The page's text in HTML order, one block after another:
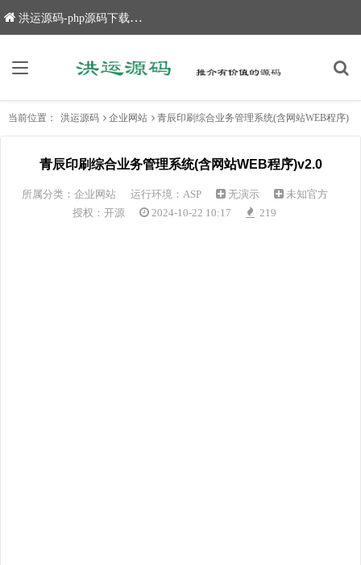
洪运源码-php源码下载,网站源码,网站源码下载
当前位置： 洪运源码 企业网站 青辰印刷综合业务管理系统(含网站WEB程序)
青辰印刷综合业务管理系统(含网站WEB程序)v2.0
所属分类： 企业网站 运行环境：ASP 无演示
未知官方
授权：开源
2024-10-22 10:17 219